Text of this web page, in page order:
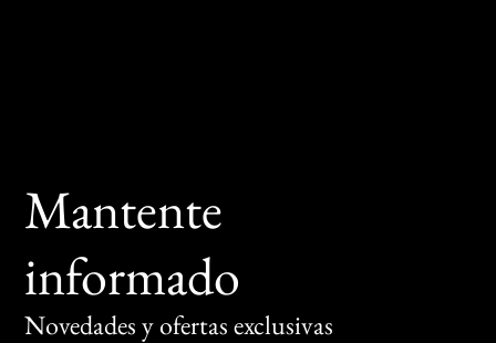
Mantente
informado
Novedades y ofertas exclusivas